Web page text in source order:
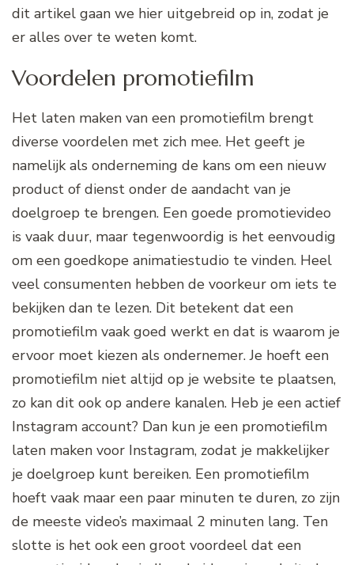
dit artikel gaan we hier uitgebreid op in, zodat je
er alles over te weten komt.
Voordelen promotiefilm
Het laten maken van een promotiefilm brengt
diverse voordelen met zich mee. Het geeft je
namelijk als onderneming de kans om een nieuw
product of dienst onder de aandacht van je
doelgroep te brengen. Een goede promotievideo
is vaak duur, maar tegenwoordig is het eenvoudig
om een goedkope animatiestudio te vinden. Heel
veel consumenten hebben de voorkeur om iets te
bekijken dan te lezen. Dit betekent dat een
promotiefilm vaak goed werkt en dat is waarom je
ervoor moet kiezen als ondernemer. Je hoeft een
promotiefilm niet altijd op je website te plaatsen,
zo kan dit ook op andere kanalen. Heb je een actief
Instagram account? Dan kun je een promotiefilm
laten maken voor Instagram, zodat je makkelijker
je doelgroep kunt bereiken. Een promotiefilm
hoeft vaak maar een paar minuten te duren, zo zijn
de meeste video’s maximaal 2 minuten lang. Ten
slotte is het ook een groot voordeel dat een